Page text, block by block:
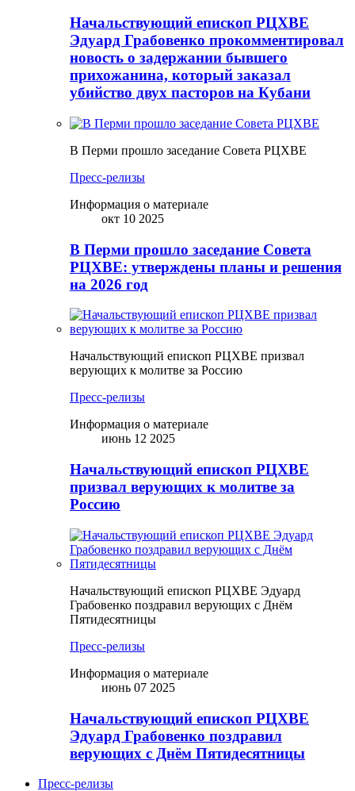
Начальствующий епископ РЦХВЕ
Эдуард Грабовенко прокомментировал
новость о задержании бывшего
прихожанина, который заказал
убийство двух пасторов на Кубани
В Перми прошло заседание Совета РЦХВЕ
Пресс-релизы
Информация о материале
окт 10 2025
В Перми прошло заседание Совета
РЦХВЕ: утверждены планы и решения
на 2026 год
Начальствующий епископ РЦХВЕ призвал
верующих к молитве за Россию
Пресс-релизы
Информация о материале
июнь 12 2025
Начальствующий епископ РЦХВЕ
призвал верующих к молитве за
Россию
Начальствующий епископ РЦХВЕ Эдуард
Грабовенко поздравил верующих с Днём
Пятидесятницы
Пресс-релизы
Информация о материале
июнь 07 2025
Начальствующий епископ РЦХВЕ
Эдуард Грабовенко поздравил
верующих с Днём Пятидесятницы
Пресс-релизы